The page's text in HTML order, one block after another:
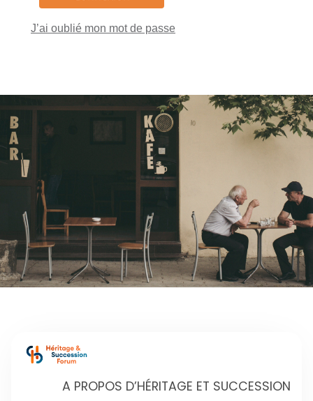
J’ai oublié mon mot de passe
A PROPOS D’HÉRITAGE ET SUCCESSION